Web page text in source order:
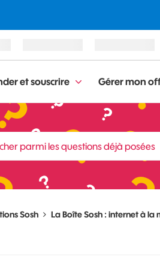
et souscrire Gérer mon
Sosh La Boîte Sosh : internet à la